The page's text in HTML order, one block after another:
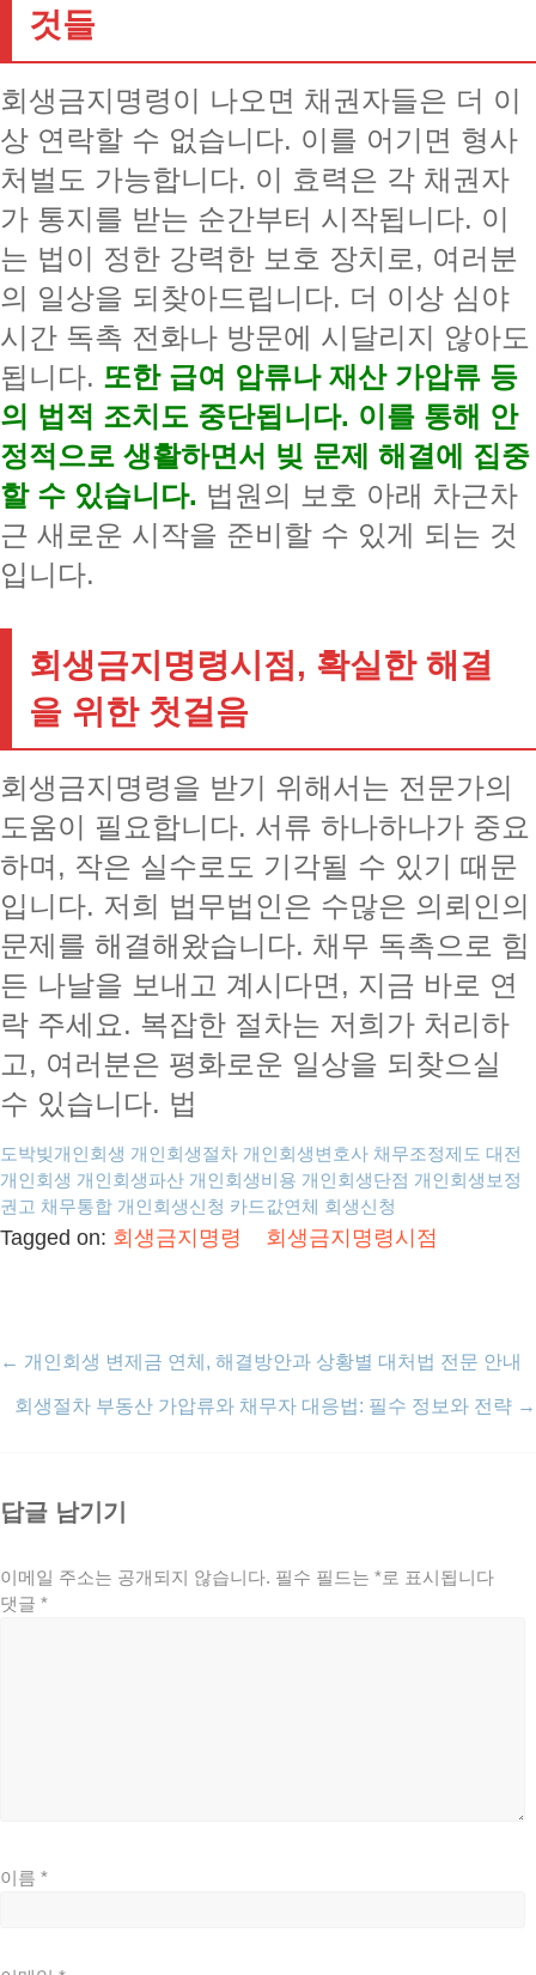
것들
회생금지명령이 나오면 채권자들은 더 이
상 연락할 수 없습니다. 이를 어기면 형사
처벌도 가능합니다. 이 효력은 각 채권자
가 통지를 받는 순간부터 시작됩니다. 이
는 법이 정한 강력한 보호 장치로, 여러분
의 일상을 되찾아드립니다. 더 이상 심야
시간 독촉 전화나 방문에 시달리지 않아도
됩니다. 또한 급여 압류나 재산 가압류 등
의 법적 조치도 중단됩니다. 이를 통해 안
정적으로 생활하면서 빚 문제 해결에 집중
할 수 있습니다. 법원의 보호 아래 차근차
근 새로운 시작을 준비할 수 있게 되는 것
입니다.
회생금지명령시점, 확실한 해결
을 위한 첫걸음
회생금지명령을 받기 위해서는 전문가의
도움이 필요합니다. 서류 하나하나가 중요
하며, 작은 실수로도 기각될 수 있기 때문
입니다. 저희 법무법인은 수많은 의뢰인의
문제를 해결해왔습니다. 채무 독촉으로 힘
든 나날을 보내고 계시다면, 지금 바로 연
락 주세요. 복잡한 절차는 저희가 처리하
고, 여러분은 평화로운 일상을 되찾으실
수 있습니다. 법
도박빚개인회생 개인회생절차 개인회생변호사 채무조정제도 대전
개인회생 개인회생파산 개인회생비용 개인회생단점 개인회생보정
권고 채무통합 개인회생신청 카드값연체 회생신청
Tagged on: 회생금지명령 회생금지명령시점
← 개인회생 변제금 연체, 해결방안과 상황별 대처법 전문 안내
회생절차 부동산 가압류와 채무자 대응법: 필수 정보와 전략 →
답글 남기기
이메일 주소는 공개되지 않습니다. 필수 필드는 *로 표시됩니다
댓글 *
이름 *